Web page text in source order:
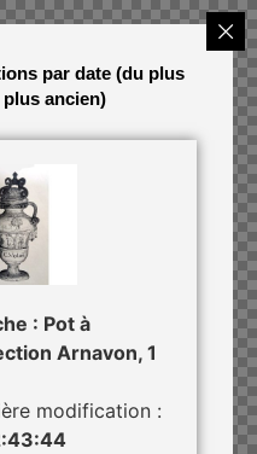
par date (du plus
plus ancien)
: Pot à
Arnavon, 1
modification :